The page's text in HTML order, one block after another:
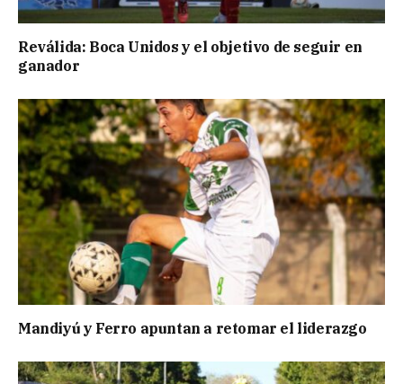
Reválida: Boca Unidos y el objetivo de seguir en
ganador
Mandiyú y Ferro apuntan a retomar el liderazgo